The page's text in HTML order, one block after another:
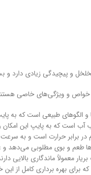
و پیچیدگی زیادی دارد و
و ویژگی‌های خاصی
و الگوهای طبیعی است که به
که به پایپ این امکان
در برابر حرارت است و به
طعم و بوی مطلوبی می‌دهد و
معمولاً ماندگاری بالایی
برای بهره‌ برداری کامل از